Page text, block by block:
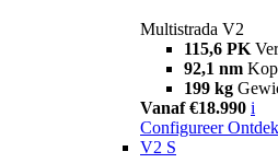
Multistrada V2
115,6 PK
92,1 nm
199 kg
Vanaf €18.990 i
Configureer
V2 S